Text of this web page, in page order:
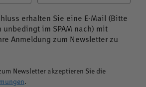
Aroma- und Konservierungsstoffen
Reinheit und Wirkstoffgehalt
erhalten Sie eine E-Mail (Bitte
unbedingt im SPAM nach) mit
Anmeldung zum Newsletter zu
Newsletter akzeptieren Sie die
.